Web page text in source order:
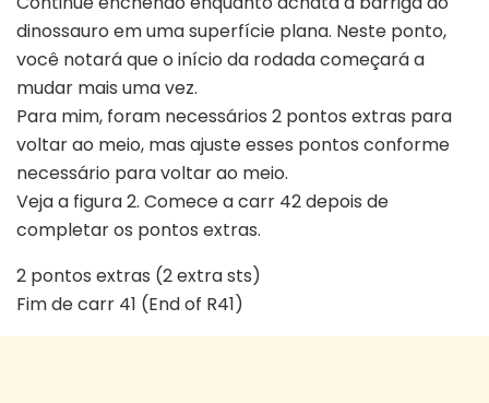
dinossauro em uma superfície plana. Neste ponto,
você notará que o início da rodada começará a
mudar mais uma vez.
Para mim, foram necessários 2 pontos extras para
voltar ao meio, mas ajuste esses pontos conforme
necessário para voltar ao meio.
Veja a figura 2. Comece a carr 42 depois de
completar os pontos extras.
2 pontos extras (2 extra sts)
Fim de carr 41 (End of R41)